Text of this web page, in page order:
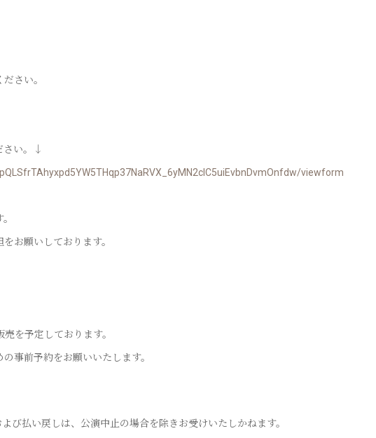
さい。
さい。↓
viewform
お願いしております。
を予定しております。
事前予約をお願いいたします。
び払い戻しは、公演中止の場合を除きお受けいたしかねます。